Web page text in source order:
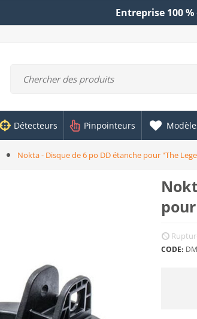
Entreprise 100
Détecteurs Pinpointeurs
Nokta - Disque de 6 po DD étanche pour "The
CODE: